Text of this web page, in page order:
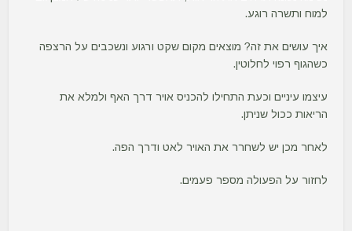
למוח ותשרה רוגע.
איך עושים את זה? מוצאים מקום שקט ורגוע ונשכבים על הרצפה
כשהגוף רפוי לחלוטין.
עיצמו עיניים וכעת התחילו להכניס אויר דרך האף ולמלא את
הריאות ככול שניתן.
לאחר מכן יש לשחרר את האויר לאט ודרך הפה.
לחזור על הפעולה מספר פעמים.